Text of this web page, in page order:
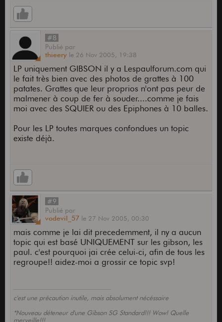
#8
Publié par
thieery le 26 Nov 2005, 19:38
LP uniquement GIBSON il y a Lespaulforum.com qui
le fait très bien avec des photos de grattes à 100
patates. Grattes que leur proprios n'ont pas peur de
malmener à coup de fer à souder....comme je fais
moi avec des SQUIER ou des Epiphones à 10 balles.
Pour les LP toutes marques confondues un topic
existe déjà.
#9
Publié par
vodevil_57 le 27 Nov 2005, 00:30
mais comme je lai dit precedemment, il ny a aucun
topic qui est basé UNIQUEMENT sur les gibson, les
paul. c'est pourquoi jai crée celui-ci, afin de tous les
regroupe!! aidez-moi a grossir ce topic svp!
c'est une précaution inutile, mais absolument nécéssaire
*Nouveau déteneur d'une Gibson SG Standard!!! Wow! Quelle
merveille!!!